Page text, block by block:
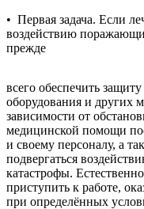
• Первая задача. Если
воздействию
прежде
всего обеспечить
оборудования и других
зависимости от
медицинской помощи
и своему персоналу, а
подвергаться
катастрофы.
приступить к работе,
при определённых